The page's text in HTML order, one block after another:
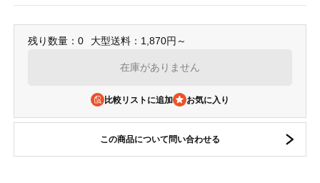
残り数量：0 大型送料：1,870円～
在庫がありません
比較リストに追加
この商品について問い合わせる